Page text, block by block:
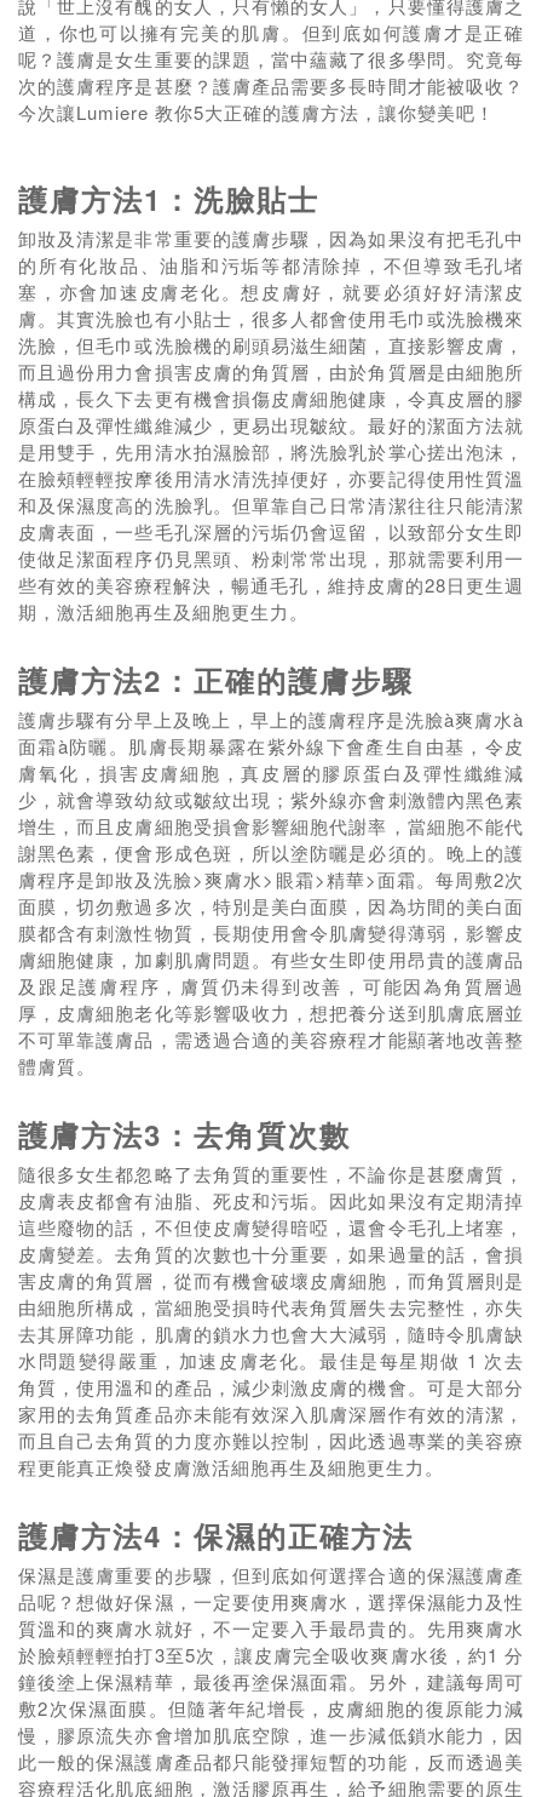
說「世上沒有醜的女人，只有懶的女人」，只要懂得護膚之
道，你也可以擁有完美的肌膚。但到底如何護膚才是正確
呢？護膚是女生重要的課題，當中蘊藏了很多學問。究竟每
次的護膚程序是甚麼？護膚產品需要多長時間才能被吸收？
今次讓Lumiere 教你5大正確的護膚方法，讓你變美吧！
護膚方法1：洗臉貼士
卸妝及清潔是非常重要的護膚步驟，因為如果沒有把毛孔中
的所有化妝品、油脂和污垢等都清除掉，不但導致毛孔堵
塞，亦會加速皮膚老化。想皮膚好，就要必須好好清潔皮
膚。其實洗臉也有小貼士，很多人都會使用毛巾或洗臉機來
洗臉，但毛巾或洗臉機的刷頭易滋生細菌，直接影響皮膚，
而且過份用力會損害皮膚的角質層，由於角質層是由細胞所
構成，長久下去更有機會損傷皮膚細胞健康，令真皮層的膠
原蛋白及彈性纖維減少，更易出現皺紋。最好的潔面方法就
是用雙手，先用清水拍濕臉部，將洗臉乳於掌心搓出泡沫，
在臉頰輕輕按摩後用清水清洗掉便好，亦要記得使用性質溫
和及保濕度高的洗臉乳。但單靠自己日常清潔往往只能清潔
皮膚表面，一些毛孔深層的污垢仍會逗留，以致部分女生即
使做足潔面程序仍見黑頭、粉刺常常出現，那就需要利用一
些有效的美容療程解決，暢通毛孔，維持皮膚的28日更生週
期，激活細胞再生及細胞更生力。
護膚方法2：正確的護膚步驟
護膚步驟有分早上及晚上，早上的護膚程序是洗臉à爽膚水à
面霜à防曬。肌膚長期暴露在紫外線下會產生自由基，令皮
膚氧化，損害皮膚細胞，真皮層的膠原蛋白及彈性纖維減
少，就會導致幼紋或皺紋出現；紫外線亦會刺激體內黑色素
增生，而且皮膚細胞受損會影響細胞代謝率，當細胞不能代
謝黑色素，便會形成色斑，所以塗防曬是必須的。晚上的護
膚程序是卸妝及洗臉>爽膚水>眼霜>精華>面霜。每周敷2次
面膜，切勿敷過多次，特別是美白面膜，因為坊間的美白面
膜都含有刺激性物質，長期使用會令肌膚變得薄弱，影響皮
膚細胞健康，加劇肌膚問題。有些女生即使用昂貴的護膚品
及跟足護膚程序，膚質仍未得到改善，可能因為角質層過
厚，皮膚細胞老化等影響吸收力，想把養分送到肌膚底層並
不可單靠護膚品，需透過合適的美容療程才能顯著地改善整
體膚質。
護膚方法3：去角質次數
隨很多女生都忽略了去角質的重要性，不論你是甚麼膚質，
皮膚表皮都會有油脂、死皮和污垢。因此如果沒有定期清掉
這些廢物的話，不但使皮膚變得暗啞，還會令毛孔上堵塞，
皮膚變差。去角質的次數也十分重要，如果過量的話，會損
害皮膚的角質層，從而有機會破壞皮膚細胞，而角質層則是
由細胞所構成，當細胞受損時代表角質層失去完整性，亦失
去其屏障功能，肌膚的鎖水力也會大大減弱，隨時令肌膚缺
水問題變得嚴重，加速皮膚老化。最佳是每星期做 1 次去
角質，使用溫和的產品，減少刺激皮膚的機會。可是大部分
家用的去角質產品亦未能有效深入肌膚深層作有效的清潔，
而且自己去角質的力度亦難以控制，因此透過專業的美容療
程更能真正煥發皮膚激活細胞再生及細胞更生力。
護膚方法4：保濕的正確方法
保濕是護膚重要的步驟，但到底如何選擇合適的保濕護膚產
品呢？想做好保濕，一定要使用爽膚水，選擇保濕能力及性
質溫和的爽膚水就好，不一定要入手最昂貴的。先用爽膚水
於臉頰輕輕拍打3至5次，讓皮膚完全吸收爽膚水後，約1 分
鐘後塗上保濕精華，最後再塗保濕面霜。另外，建議每周可
敷2次保濕面膜。但隨著年紀增長，皮膚細胞的復原能力減
慢，膠原流失亦會增加肌底空隙，進一步減低鎖水能力，因
此一般的保濕護膚產品都只能發揮短暫的功能，反而透過美
容療程活化肌底細胞，激活膠原再生，給予細胞需要的原生